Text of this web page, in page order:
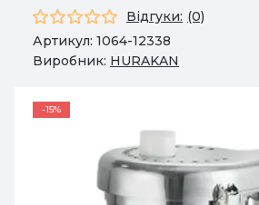
Відгуки: (0)
Артикул: 1064-12338
Виробник: HURAKAN
-15%